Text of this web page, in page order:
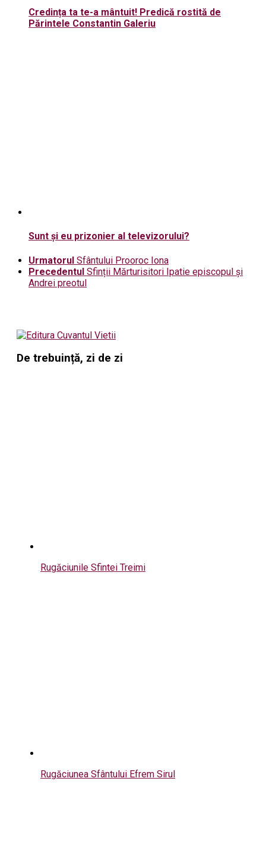
Credința ta te-a mântuit! Predică rostită de
Părintele Constantin Galeriu
Sunt şi eu prizonier al televizorului?
Urmatorul Sfântului Prooroc Iona
Precedentul Sfinții Mărturisitori Ipatie episcopul și
Andrei preotul
De trebuință, zi de zi
Rugăciunile Sfintei Treimi
Rugăciunea Sfântului Efrem Sirul